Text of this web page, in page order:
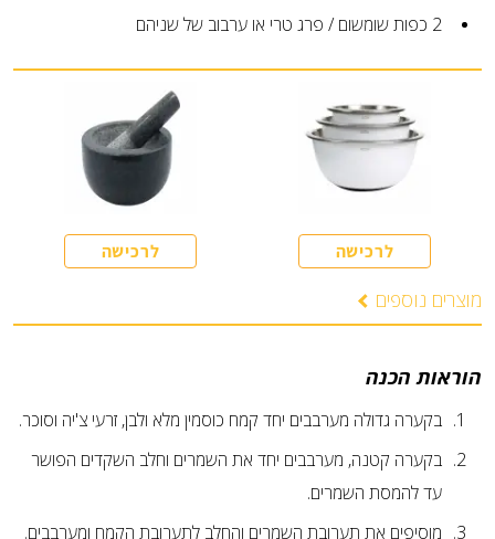
2 כפות שומשום / פרג טרי או ערבוב של שניהם
לרכישה לרכישה
מוצרים נוספים
הוראות הכנה
בקערה גדולה מערבבים יחד קמח כוסמין מלא ולבן, זרעי צ'יה וסוכר.
בקערה קטנה, מערבבים יחד את השמרים וחלב השקדים הפושר
עד להמסת השמרים.
מוסיפים את תערובת השמרים והחלב לתערובת הקמח ומערבבים.